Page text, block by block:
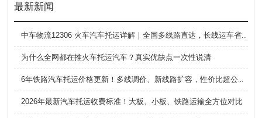
最新新闻
中车物流12306 火车汽车托运详解｜全国多线路直达，长线运车省心方案
为什么全网都在推火车托运汽车？真实优缺点一次性说清
6年铁路汽车托运价格更新！多线调价、新线路扩容，性价比超公路大板车
2026年最新汽车托运收费标准！大板、小板、铁路运输全方位对比